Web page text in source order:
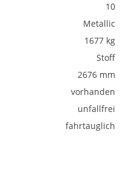
10
Metallic
1677 kg
Stoff
2676 mm
vorhanden
unfallfrei
fahrtauglich